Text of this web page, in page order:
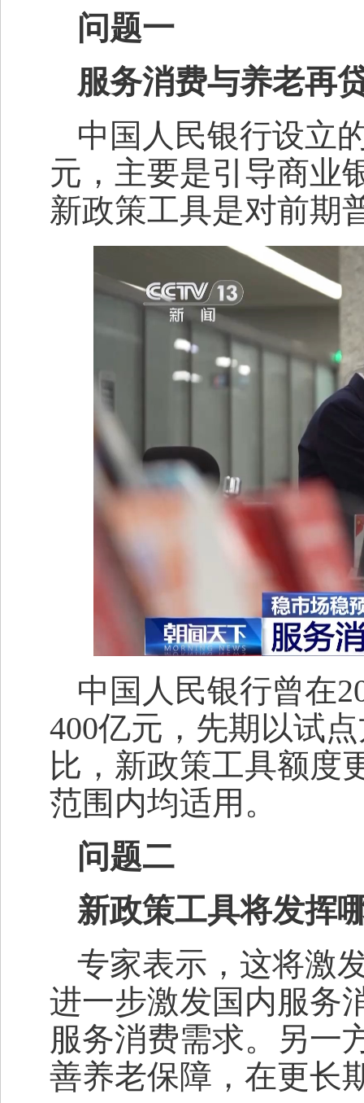
问题一
服务消费与养老再
中国人民银行设立
元，主要是引导商业
新政策工具是对前期
中国人民银行曾在
400亿元，先期以试
比，新政策工具额度
范围内均适用。
问题二
新政策工具将发挥
专家表示，这将激
进一步激发国内服务
服务消费需求。另一
善养老保障，在更长